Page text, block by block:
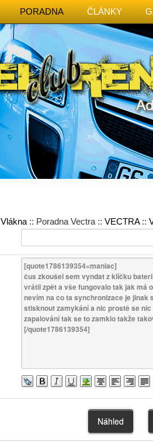
PORADNA ČLÁNKY
Vlákna :: Poradna Vectra :: VECTRA::